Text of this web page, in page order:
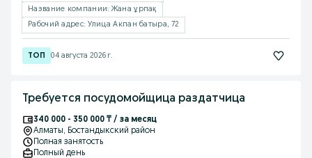
Название компании: Жана ұрпақ
Рабочий адрес: Улица Акпан батыра, 72
04 августа 2026 г.
Требуется посудомойщица раздатчица
340 000 - 350 000 ₸ / за месяц
Алматы, Бостандыкский район
Полная занятость
Полный день